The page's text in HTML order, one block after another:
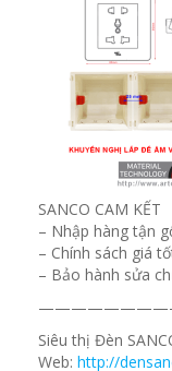
SANCO CAM KẾT
– Nhập hàng tận
– Chính sách giá
– Bảo hành sửa
Siêu thị Đèn
Web: http://